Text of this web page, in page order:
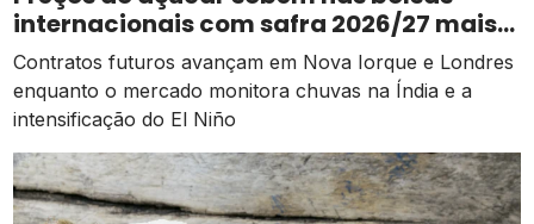
Minas. Enquanto víamos a chegada da terceira florada
internacionais com safra 2026/27 mais
apertada
Contratos futuros avançam em Nova Iorque e Londres
enquanto o mercado monitora chuvas na Índia e a
intensificação do El Niño